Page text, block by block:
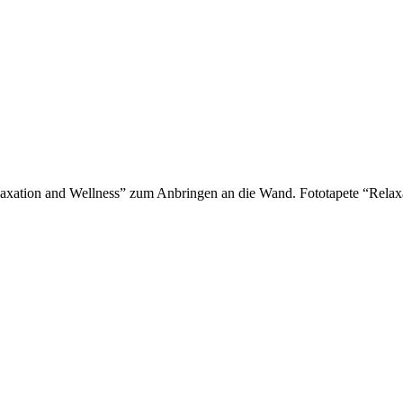
and Wellness” zum Anbringen an die Wand. Fototapete